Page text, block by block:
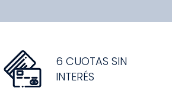
6 CUOTAS SIN
INTERÉS